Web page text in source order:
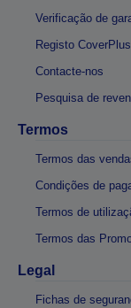
Verificação de
Registo CoverPlus
Contacte-nos
Pesquisa de
Termos
Termos das
Condições de
Termos de
Termos das
Legal
Fichas de